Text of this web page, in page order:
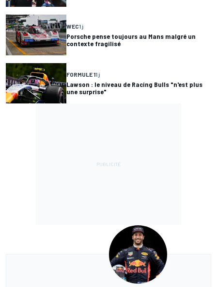
WEC1 j
Porsche pense toujours au Mans malgré un
contexte fragilisé
FORMULE 11 j
Lawson : le niveau de Racing Bulls "n'est plus
une surprise"